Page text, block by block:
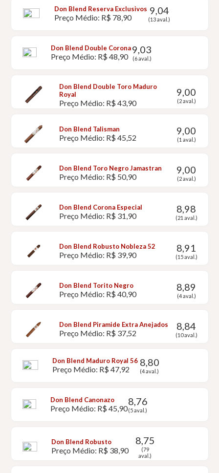
Don Blend Reserva Exclusivos
Preço Médio: R$ 78,90
9,04
(13 aval.)
Don Blend Double Corona
Preço Médio: R$ 48,90
9,03
(6 aval.)
Don Blend Double Toro Maduro
Royal
Preço Médio: R$ 43,90
9,00
(2 aval.)
Don Blend Talisman
Preço Médio: R$ 45,52
9,00
(1 aval.)
Don Blend Toro Negro Jamastran
Preço Médio: R$ 50,90
9,00
(2 aval.)
Don Blend Corona Especial
Preço Médio: R$ 31,90
8,98
(21 aval.)
Don Blend Robusto Nobleza 52
Preço Médio: R$ 39,90
8,91
(15 aval.)
Don Blend Torito Negro
Preço Médio: R$ 40,90
8,89
(4 aval.)
Don Blend Piramide Extra Anejados
Preço Médio: R$ 37,52
8,84
(10 aval.)
Don Blend Maduro Royal 56
Preço Médio: R$ 47,92
8,80
(4 aval.)
Don Blend Canonazo
Preço Médio: R$ 45,90
8,76
(5 aval.)
Don Blend Robusto
Preço Médio: R$ 38,90
8,75
(79
aval.)